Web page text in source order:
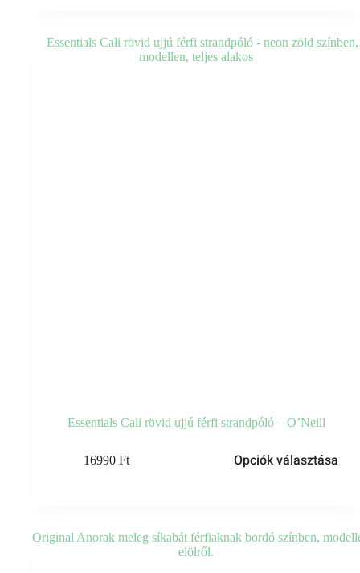
Essentials Cali rövid ujjú férfi strandpóló – O’Neill
16990 Ft Opciók választása